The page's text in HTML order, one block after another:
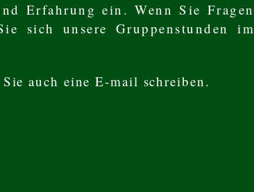
Erfahrung ein. Wenn Sie Fragen
sich unsere Gruppenstunden im
auch eine E-mail schreiben.